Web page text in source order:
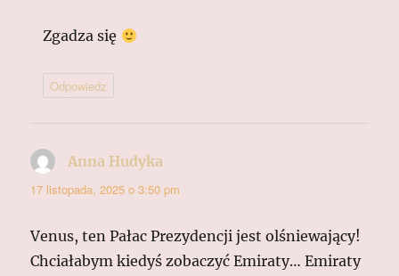
Zgadza się
Odpowiedz
Anna Hudyka
17 listopada, 2025 o 3:50 pm
Venus, ten Pałac Prezydencji jest olśniewający!
Chciałabym kiedyś zobaczyć Emiraty… Emiraty